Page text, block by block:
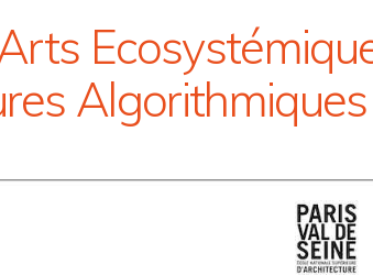
Algorithmiques